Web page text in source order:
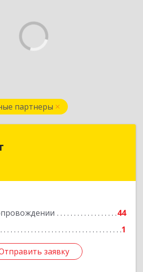
партнеры
44
1
заявку
обл, Гагарин г, Ленина ул,
заявку